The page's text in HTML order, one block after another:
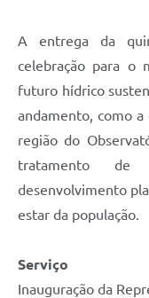
A entrega da
celebração para o
futuro hídrico
andamento, como
região do
tratamento de
desenvolvimento
estar da população.
Serviço
Inauguração da